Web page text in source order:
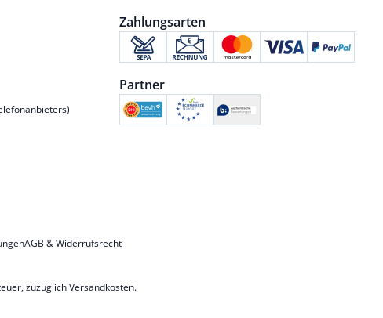
Zahlungsarten
Partner
AGB & Widerrufsrecht
zuzüglichVersandkosten.